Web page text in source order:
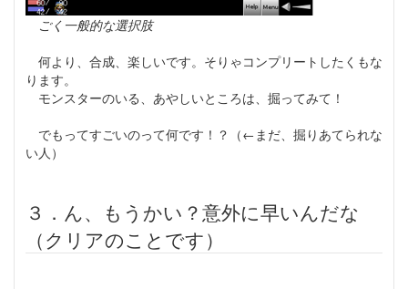
ごく一般的な選択肢
何より、合成、楽しいです。そりゃコンプリートしたくもな
ります。
モンスターのいる、あやしいところは、掘ってみて！
でもってすごいのって何です！？（←まだ、掘りあてられな
い人）
３．ん、もうかい？意外に早いんだな
（クリアのことです）